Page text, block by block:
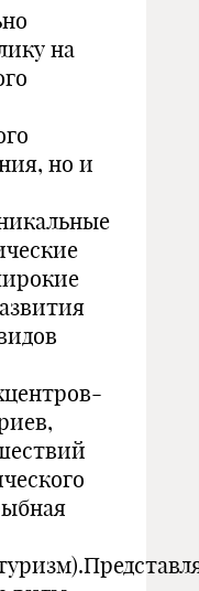
на
но и